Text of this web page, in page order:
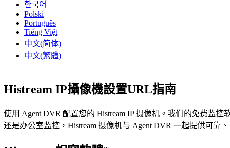
한국어
Polski
Português
Tiếng Việt
中文(简体)
中文(繁體)
Histream IP攝像機設置URL指南
使用 Agent DVR 配置您的 Histream IP 摄像机。我们的免费监
还是办公室监控，Histream 摄像机与 Agent DVR 一起提供可靠